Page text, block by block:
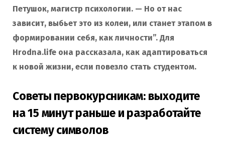
Петушок, магистр психологии. — Но от нас
зависит, выбьет это из колеи, или станет этапом в
формировании себя, как личности”. Для
Hrodna.life она рассказала, как адаптироваться
к новой жизни, если повезло стать студентом.
Советы первокурсникам: выходите
на 15 минут раньше и разработайте
систему символов